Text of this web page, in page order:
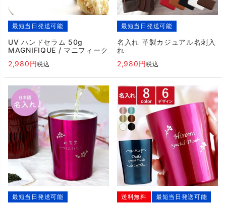
最短当日発送可能
UV ハンドセラム 50g
MAGNIFIQUE / マニフィーク
2,980
税込
最短当日発送可能
名入れ 革製カジュアル名刺入
れ
2,980
税込
最短当日発送可能 送料無料 最短当日発送可能